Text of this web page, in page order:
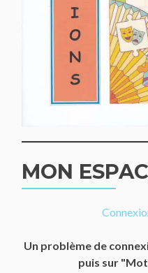
MON
Un problème de
puis sur